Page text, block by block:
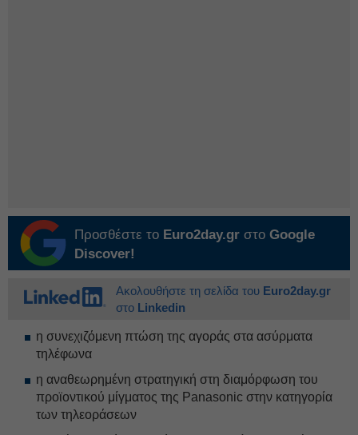
Προσθέστε το Euro2day.gr στο Google
Discover!
Ακολουθήστε τη σελίδα του Euro2day.gr
στο Linkedin
η συνεχιζόμενη πτώση της αγοράς στα ασύρματα
τηλέφωνα
η αναθεωρημένη στρατηγική στη διαμόρφωση του
προϊοντικού μίγματος της Panasonic στην κατηγορία
των τηλεοράσεων